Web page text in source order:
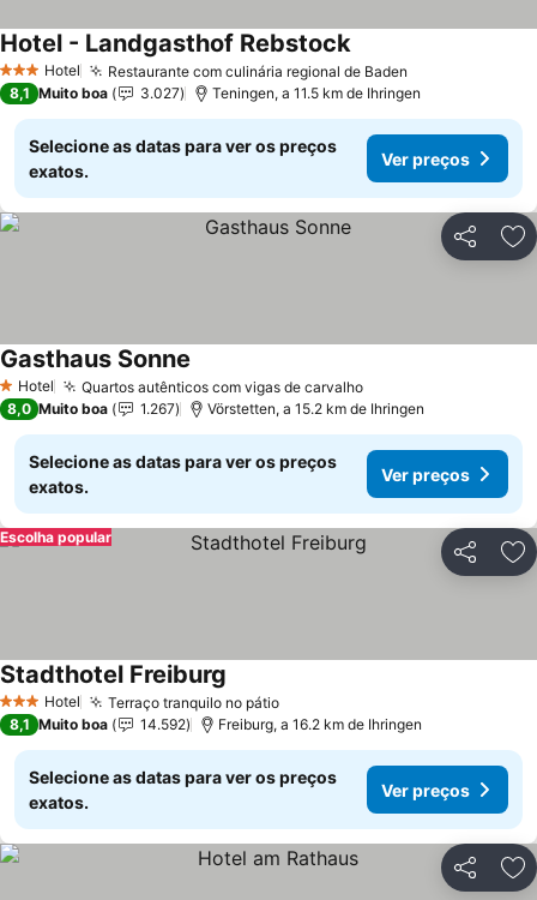
3 EstrelasHotel Restaurante com culinária regional de Baden
Hotel - Landgasthof RebstockVer preços
8,1 Muito boa 3.027 Teningen, a 11.5 km de Ihringen
Selecione as datas para ver os preços
exatos.
Ver preços
Partilhar
1 Estrelas
Hotel Quartos autênticos com vigas de carvalhoVer preços
Gasthaus Sonne
8,0 Muito boa 1.267 Vörstetten, a 15.2 km de Ihringen
Selecione as datas para ver os preços
exatos.
Ver preços
Partilhar
Escolha popular
3 EstrelasHotel Terraço tranquilo no pátioVer preços
Stadthotel Freiburg
8,1 Muito boa 14.592 Freiburg, a 16.2 km de Ihringen
Selecione as datas para ver os preços
exatos.
Ver preços
Partilhar